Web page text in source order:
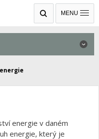
MENU
energie v daném
energie, který je